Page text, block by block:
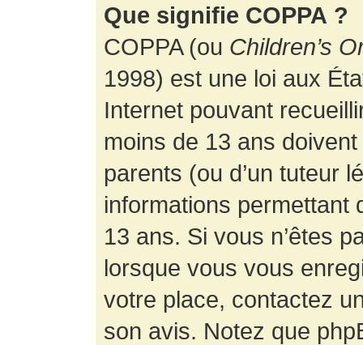
Que signifie COPPA ?
COPPA (ou Children’s
1998) est une loi aux
Internet pouvant
moins de 13 ans
parents (ou d’un tuteur
informations permettant
13 ans. Si vous n’êtes
lorsque vous vous
votre place, contactez
son avis. Notez que